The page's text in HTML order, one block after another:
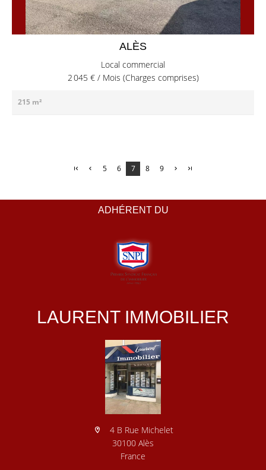
ALÈS
Local commercial
2 045 € / Mois (Charges comprises)
215 m²
5 6 7 8 9
ADHÉRENT DU
LAURENT IMMOBILIER
4 B Rue Michelet
30100 Alès
France